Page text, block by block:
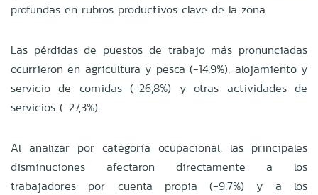
profundas en rubros productivos clave de la zona.
Las pérdidas de puestos de trabajo más pronunciadas
ocurrieron en agricultura y pesca (-14,9%), alojamiento y
servicio de comidas (-26,8%) y otras actividades de
servicios (-27,3%).
Al analizar por categoría ocupacional, las principales
disminuciones afectaron directamente a los
trabajadores por cuenta propia (-9,7%) y a los